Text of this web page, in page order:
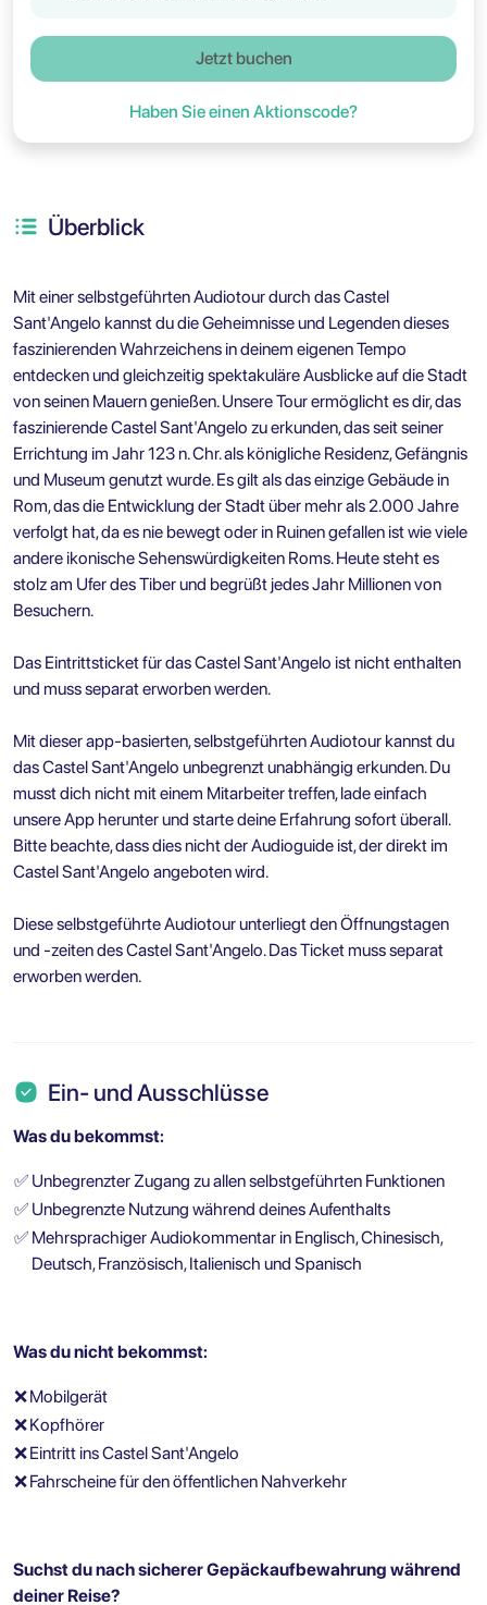
Jetzt buchen
Haben Sie einen Aktionscode?
Überblick
Mit einer selbstgeführten Audiotour durch das Castel
Sant'Angelo kannst du die Geheimnisse und Legenden dieses
faszinierenden Wahrzeichens in deinem eigenen Tempo
entdecken und gleichzeitig spektakuläre Ausblicke auf die Stadt
von seinen Mauern genießen. Unsere Tour ermöglicht es dir, das
faszinierende Castel Sant'Angelo zu erkunden, das seit seiner
Errichtung im Jahr 123 n. Chr. als königliche Residenz, Gefängnis
und Museum genutzt wurde. Es gilt als das einzige Gebäude in
Rom, das die Entwicklung der Stadt über mehr als 2.000 Jahre
verfolgt hat, da es nie bewegt oder in Ruinen gefallen ist wie viele
andere ikonische Sehenswürdigkeiten Roms. Heute steht es
stolz am Ufer des Tiber und begrüßt jedes Jahr Millionen von
Besuchern.
Das Eintrittsticket für das Castel Sant'Angelo ist nicht enthalten
und muss separat erworben werden.
Mit dieser app-basierten, selbstgeführten Audiotour kannst du
das Castel Sant'Angelo unbegrenzt unabhängig erkunden. Du
musst dich nicht mit einem Mitarbeiter treffen, lade einfach
unsere App herunter und starte deine Erfahrung sofort überall.
Bitte beachte, dass dies nicht der Audioguide ist, der direkt im
Castel Sant'Angelo angeboten wird.
Diese selbstgeführte Audiotour unterliegt den Öffnungstagen
und -zeiten des Castel Sant'Angelo. Das Ticket muss separat
erworben werden.
Ein- und Ausschlüsse
Was du bekommst:
✅ Unbegrenzter Zugang zu allen selbstgeführten Funktionen
✅ Unbegrenzte Nutzung während deines Aufenthalts
✅ Mehrsprachiger Audiokommentar in Englisch, Chinesisch,
Deutsch, Französisch, Italienisch und Spanisch
Was du nicht bekommst:
❌Mobilgerät
❌Kopfhörer
❌Eintritt ins Castel Sant'Angelo
❌Fahrscheine für den öffentlichen Nahverkehr
Suchst du nach sicherer Gepäckaufbewahrung während
deiner Reise?